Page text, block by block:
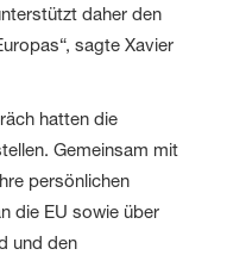
daher den
sagte Xavier
hatten die
Gemeinsam mit
persönlichen
die EU sowie über
und den